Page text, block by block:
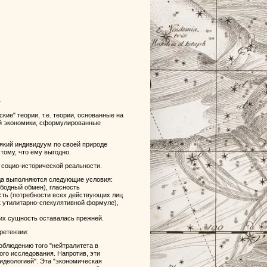
теории, т.е. теории, основанные на
экономики, сформулированные
индивидуум по своей природе
что ему выгодно.
исторической реальности.
выполняются следующие условия:
обмен), гласность
(потребности всех действующих лиц
спекулятивной формуле),
сущность оставалась прежней.
того "нейтралитета в
исследования. Напротив, эти
Эта "экономическая